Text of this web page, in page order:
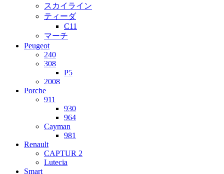
スカイライン
ティーダ
C11
マーチ
Peugeot
240
308
P5
2008
Porche
911
930
964
Cayman
981
Renault
CAPTUR 2
Lutecia
Smart